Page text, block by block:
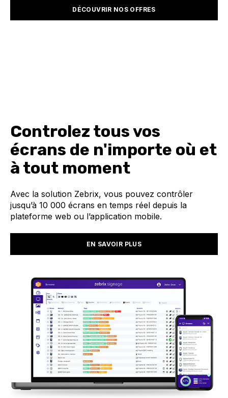
DÉCOUVRIR NOS OFFRES
Controlez tous vos
écrans de n'importe où et
à tout moment
Avec la solution Zebrix, vous pouvez contrôler
jusqu’à 10 000 écrans en temps réel depuis la
plateforme web ou l’application mobile.
EN SAVOIR PLUS